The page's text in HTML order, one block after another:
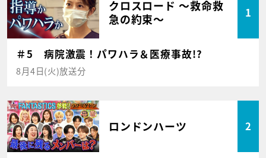
クロスロード ～救命救
急の約束～
1
＃5 病院激震！パワハラ＆医療事故!?
8月4日(火)放送分
ロンドンハーツ 2